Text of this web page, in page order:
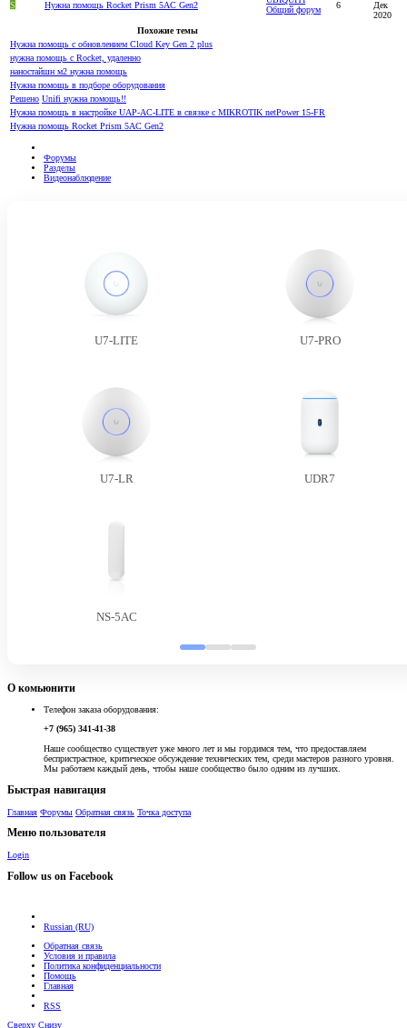
S Нужна помощь Rocket Prism 5AC Gen2
Общий форум
6
Дек
2020
Похожие темы
Нужна помощь с обновлением Cloud Key Gen 2 plus
нужна помощь с Rocket, удаленно
наностайшн м2 нужна помощь
Нужна помощь в подборе оборудования
Решено Unifi нужна помощь!!
Нужна помощь в настройке UAP-AC-LITE в связке с MIKROTIK netPower 15-FR
Нужна помощь Rocket Prism 5AC Gen2
Форумы
Разделы
Видеонаблюдение
U7-LITE U7-PRO
U7-LR UDR7
NS-5AC
О комьюнити
Телефон заказа оборудования:
+7 (965) 341-41-38
Наше сообщество существует уже много лет и мы гордимся тем, что предоставляем
беспристрастное, критическое обсуждение технических тем, среди мастеров разного уровня.
Мы работаем каждый день, чтобы наше сообщество было одним из лучших.
Быстрая навигация
Главная Форумы Обратная связь Точка доступа
Меню пользователя
Login
Follow us on Facebook
Russian (RU)
Обратная связь
Условия и правила
Политика конфиденциальности
Помощь
Главная
RSS
Сверху Снизу